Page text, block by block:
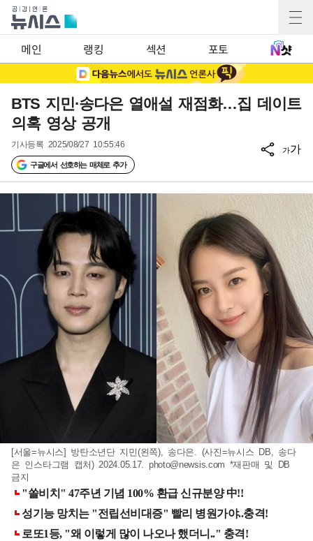
메인 랭킹 섹션 포토
BTS 지민·송다은 열애설 재점화…집 데이트
의혹 영상 공개
기사등록 2025/08/27 10:55:46
구글에서 선호하는 매체로 추가
가가
[서울=뉴시스] 방탄소년단 지민(왼쪽), 송다은. (사진=뉴시스 DB, 송다
은 인스타그램 캡처) 2024.05.17. photo@newsis.com *재판매 및 DB
금지